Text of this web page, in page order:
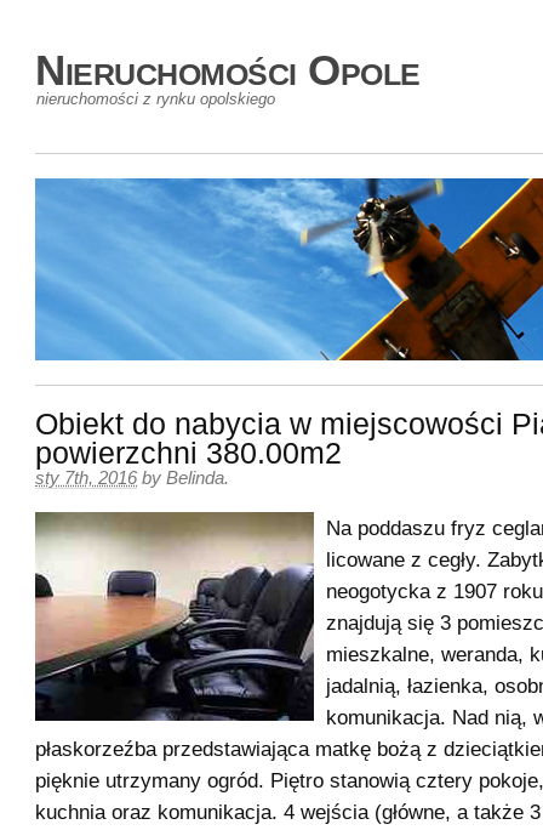
Nieruchomości Opole
nieruchomości z rynku opolskiego
Obiekt do nabycia w miejscowości
powierzchni 380.00m2
sty 7th, 2016 by Belinda.
Na poddaszu fryz
licowane z cegły.
neogotycka z 1907
znajdują się 3
mieszkalne, weranda,
jadalnią, łazienka,
komunikacja. Nad nią,
płaskorzeźba przedstawiająca matkę bożą z
pięknie utrzymany ogród. Piętro stanowią cztery
kuchnia oraz komunikacja. 4 wejścia (główne, a także